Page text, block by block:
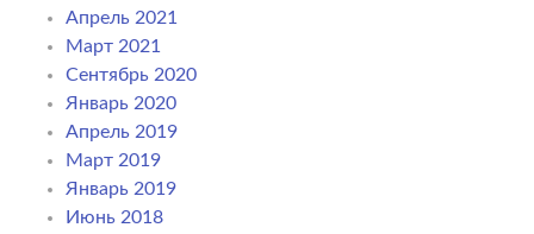
Апрель 2021
Март 2021
Сентябрь 2020
Январь 2020
Апрель 2019
Март 2019
Январь 2019
Июнь 2018